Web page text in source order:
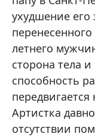
ухудшение его
перенесенного
летнего
сторона тела
способность
Артистка
отсутствии